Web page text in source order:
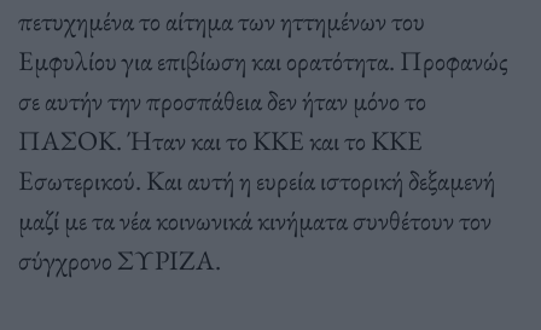
πετυχημένα το αίτημα των ηττημένων του
Εμφυλίου για επιβίωση και ορατότητα. Προφανώς
σε αυτήν την προσπάθεια δεν ήταν μόνο το
ΠΑΣΟΚ. Ήταν και το ΚΚΕ και το ΚΚΕ
Εσωτερικού. Και αυτή η ευρεία ιστορική δεξαμενή
μαζί με τα νέα κοινωνικά κινήματα συνθέτουν τον
σύγχρονο ΣΥΡΙΖΑ.